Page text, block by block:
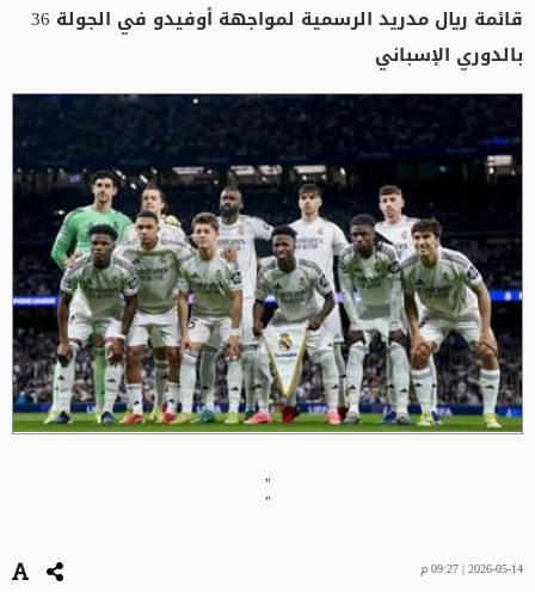
قائمة ريال مدريد الرسمية لمواجهة أوفيدو في الجولة 36
بالدوري الإسباني
"
"
2026-05-14 | 09:27 م